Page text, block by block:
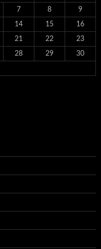
7 8 9
14 15 16
21 22 23
28 29 30